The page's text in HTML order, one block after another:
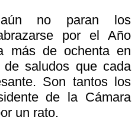
no paran los
por el Año
más de ochenta en
saludos que cada
Son tantos los
de la Cámara
un rato.